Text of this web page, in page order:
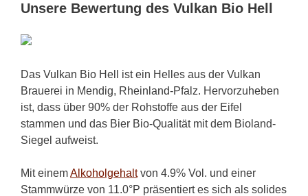
Unsere Bewertung des Vulkan Bio Hell
Das Vulkan Bio Hell ist ein Helles aus der Vulkan
Brauerei in Mendig, Rheinland-Pfalz. Hervorzuheben
ist, dass über 90% der Rohstoffe aus der Eifel
stammen und das Bier Bio-Qualität mit dem Bioland-
Siegel aufweist.
Mit einemAlkoholgehaltvon 4.9% Vol. und einer
Stammwürze von 11.0°P präsentiert es sich als solides